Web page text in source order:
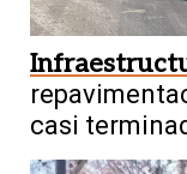
casi
cambio